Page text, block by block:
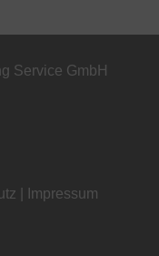
Service GmbH
Impressum